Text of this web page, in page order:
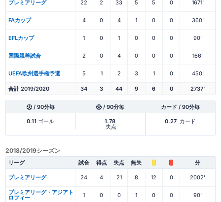
プレミアリーグ 22 2 33 5 5 0 1671'
FAカップ 4 0 4 1 0 0 360'
EFLカップ 1 0 1 0 0 0 90'
国際親善試合 2 0 4 0 0 0 166'
UEFA欧州選手権予選 5 1 2 3 1 0 450'
合計 2019/2020 34 3 44 9 6 0 2737'
/ 90分毎 / 90分毎 カード / 90分毎
0.11 ゴール 1.78
失点
0.27 カード
2018/2019シーズン
リーグ 試合 得点 失点 無失 分
プレミアリーグ 24 4 21 8 12 0 2002'
プレミアリーグ・アジアト
ロフィー 1 0 0 1 0 0 90'